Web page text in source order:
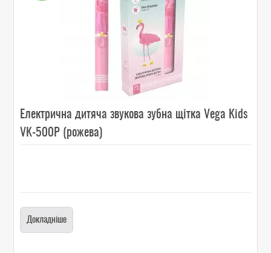
Електрична дитяча звукова зубна щітка Vega Kids
VK-500P (рожева)
Докладніше